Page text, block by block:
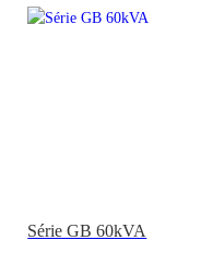
Série GB 60kVA